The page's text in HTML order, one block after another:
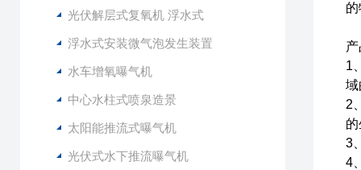
光伏解层式复氧机 浮水式
浮水式安装微气泡发生装置
水车增氧曝气机
中心水柱式喷泉造景
太阳能推流式曝气机
光伏式水下推流曝气机
1
域
2
3
4